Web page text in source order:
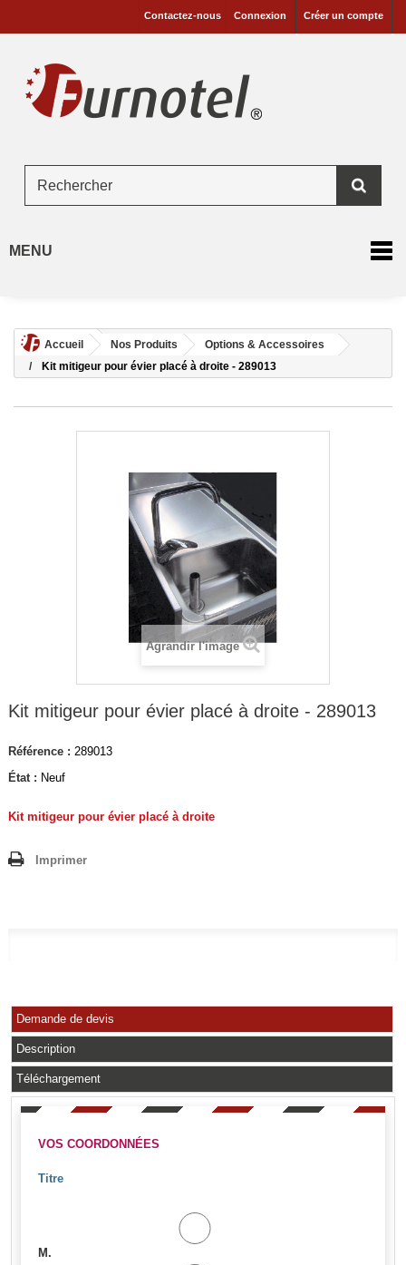
Créer un compte
Connexion
Contactez-nous
MENU
Accueil Nos Produits
Options & Accessoires
Kit mitigeur pour évier placé à droite - 289013
Agrandir l'image
Kit mitigeur pour évier placé à droite - 289013
Référence : 289013
État : Neuf
Kit mitigeur pour évier placé à droite
Imprimer
Demande de devis
Description
Téléchargement
VOS COORDONNÉES
Titre
M.